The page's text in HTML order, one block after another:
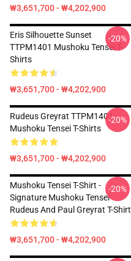
₩3,651,700 - ₩4,202,900
Eris Silhouette Sunset
TTPM1401 Mushoku Tensei T-
Shirts
₩3,651,700 - ₩4,202,900
-20%
Rudeus Greyrat TTPM1401
Mushoku Tensei T-Shirts
₩3,651,700 - ₩4,202,900
-20%
Mushoku Tensei T-Shirt -
Signature Mushoku Tensei
Rudeus And Paul Greyrat T-Shirt
₩3,651,700 - ₩4,202,900
-20%